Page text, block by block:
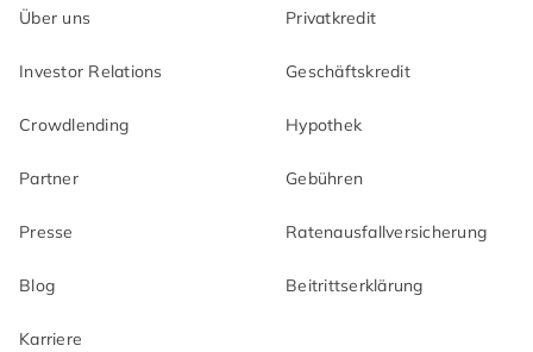
Über uns
Investor Relations
Crowdlending
Partner
Presse
Blog
Karriere
Privatkredit
Geschäftskredit
Hypothek
Gebühren
Ratenausfallversicherung
Beitrittserklärung